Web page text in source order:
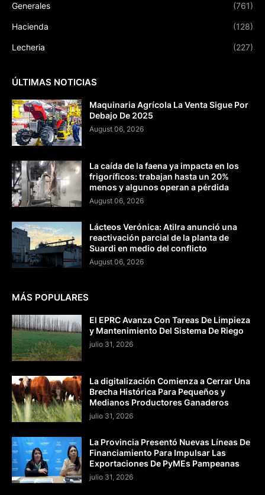
Generales (761)
Hacienda (128)
Lecheria (227)
ÚLTIMAS NOTICIAS
Maquinaria Agrícola La Venta Sigue Por
Debajo De 2025
August 06, 2026
La caída de la faena ya impacta en los
frigoríficos: trabajan hasta un 20%
menos y algunos operan a pérdida
August 06, 2026
Lácteos Verónica: Atilra anunció una
reactivación parcial de la planta de
Suardi en medio del conflicto
August 06, 2026
MÁS POPULARES
El EPRC Avanza Con Tareas De Limpieza
y Mantenimiento Del Sistema De Riego
julio 31, 2026
La digitalización Comienza a Cerrar Una
Brecha Histórica Para Pequeños y
Medianos Productores Ganaderos
julio 31, 2026
La Provincia Presentó Nuevas Líneas De
Financiamiento Para Impulsar Las
Exportaciones De PyMEs Pampeanas
julio 31, 2026